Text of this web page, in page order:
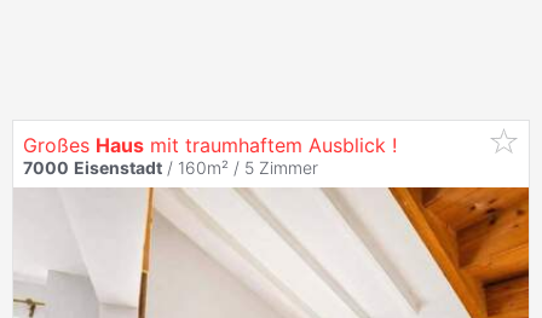
Großes Haus mit traumhaftem Ausblick !
7000 Eisenstadt / 160m² / 5 Zimmer